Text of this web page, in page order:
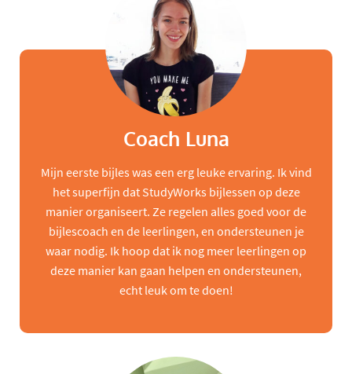
Coach Luna
Mijn eerste bijles was een erg leuke ervaring. Ik vind
het superfijn dat StudyWorks bijlessen op deze
manier organiseert. Ze regelen alles goed voor de
bijlescoach en de leerlingen, en ondersteunen je
waar nodig. Ik hoop dat ik nog meer leerlingen op
deze manier kan gaan helpen en ondersteunen,
echt leuk om te doen!